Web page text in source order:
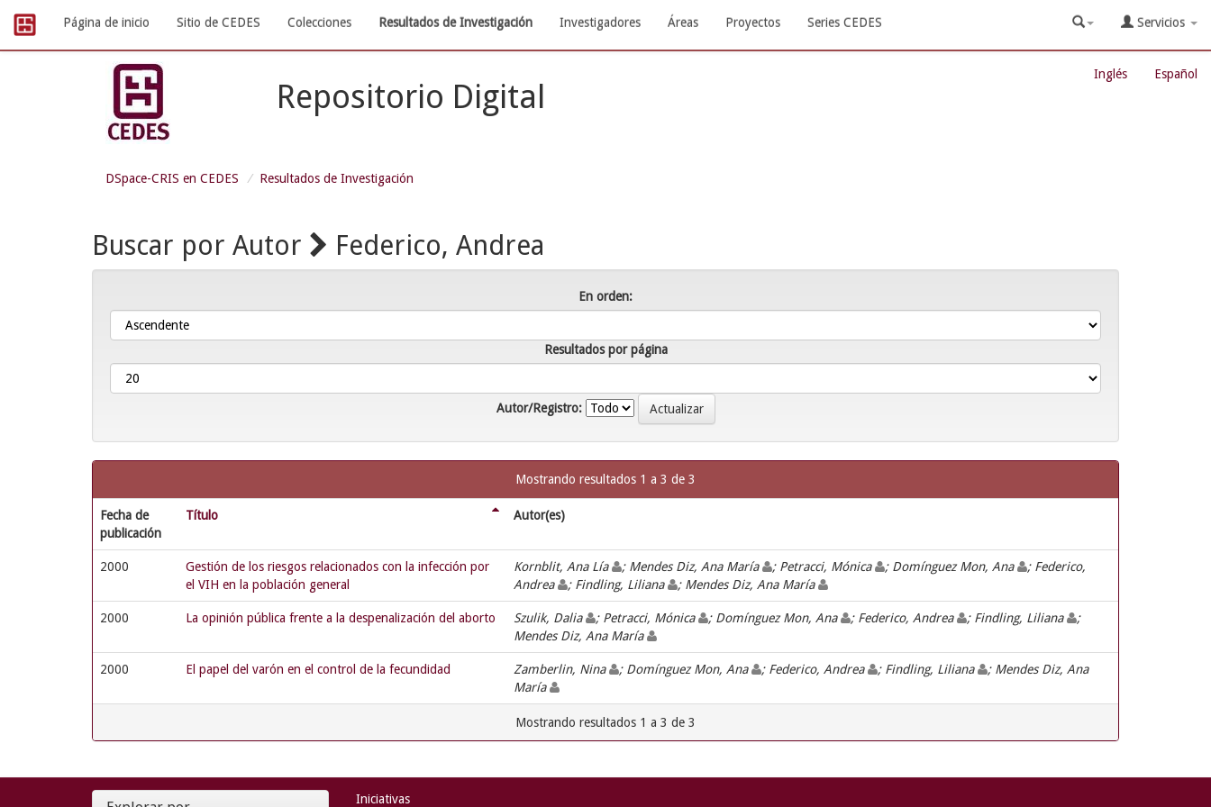
navigation
Página de inicio Sitio de CEDES Colecciones Resultados de Investigación Investigadores Áreas Proyectos Series CEDES Servicios
Inglés Español
Repositorio Digital
DSpace-CRIS en CEDES Resultados de Investigación
Buscar por Autor Federico, Andrea
En orden:
Resultados por página
Autor/Registro:
Mostrando resultados 1 a 3 de 3
Fecha de
publicación
Título Autor(es)
2000
Gestión de los riesgos relacionados con la infección por
el VIH en la población general
Kornblit, Ana Lía ; Mendes Diz, Ana María ; Petracci, Mónica ; Domínguez Mon, Ana
; Federico,
Andrea
; Findling, Liliana ; Mendes Diz, Ana María
2000 La opinión pública frente a la despenalización del aborto Szulik, Dalia ; Petracci, Mónica ; Domínguez Mon, Ana ; Federico, Andrea ; Findling, Liliana
;
Mendes Diz, Ana María
2000 El papel del varón en el control de la fecundidad Zamberlin, Nina ; Domínguez Mon, Ana ; Federico, Andrea ; Findling, Liliana
; Mendes Diz, Ana
María
Mostrando resultados 1 a 3 de 3
Iniciativas